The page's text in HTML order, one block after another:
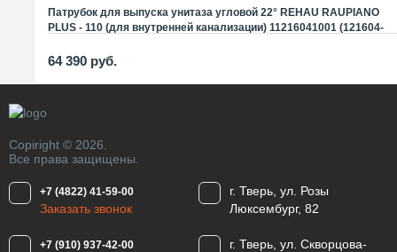
Патрубок для выпуска унитаза угловой 22° REHAU RAUPIANO
PLUS - 110 (для внутренней канализации) 11216041001 (121604-
64 390 руб.
Copiright © 2026.
Все права защищены.
+7 (4822) 41-59-00
Заказать звонок
г. Тверь, ул. Розы
Люксембург, 82
+7 (910) 937-42-00
г. Тверь, ул. Скворцова-